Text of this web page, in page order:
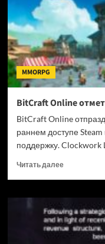
названием
Rise
of
the
Heskyr
MMORPG
BitCraft Online
BitCraft Online
раннем доступе
поддержку. Clockwork
Читать далееПрочитать
BitCraft
Online
отметила
год